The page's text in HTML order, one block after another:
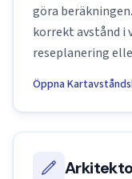
göra
korrekt avstånd i
reseplanering
Öppna